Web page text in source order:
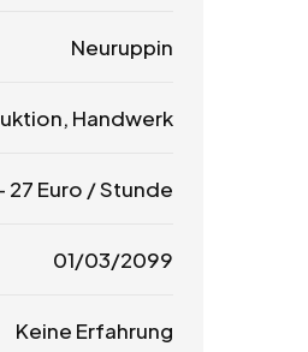
Neuruppin
Handwerk
27 Euro / Stunde
01/03/2099
Keine Erfahrung